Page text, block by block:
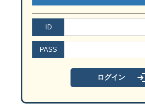
狭山市駅から徒歩３分
駐車場は『 狭山市駅西口駐車場 』（有料
『 狭山市駅西口駐車場 』 は上記ＭＡＰで
セミナーのお申込み・お問い合わせは
☎ ０４－２９５８－５８５１
セミナーのお申込み・お問い合わせは
☎ ０４－２９５８－５８５１
ご参加お待ちしております。
ID
PASS